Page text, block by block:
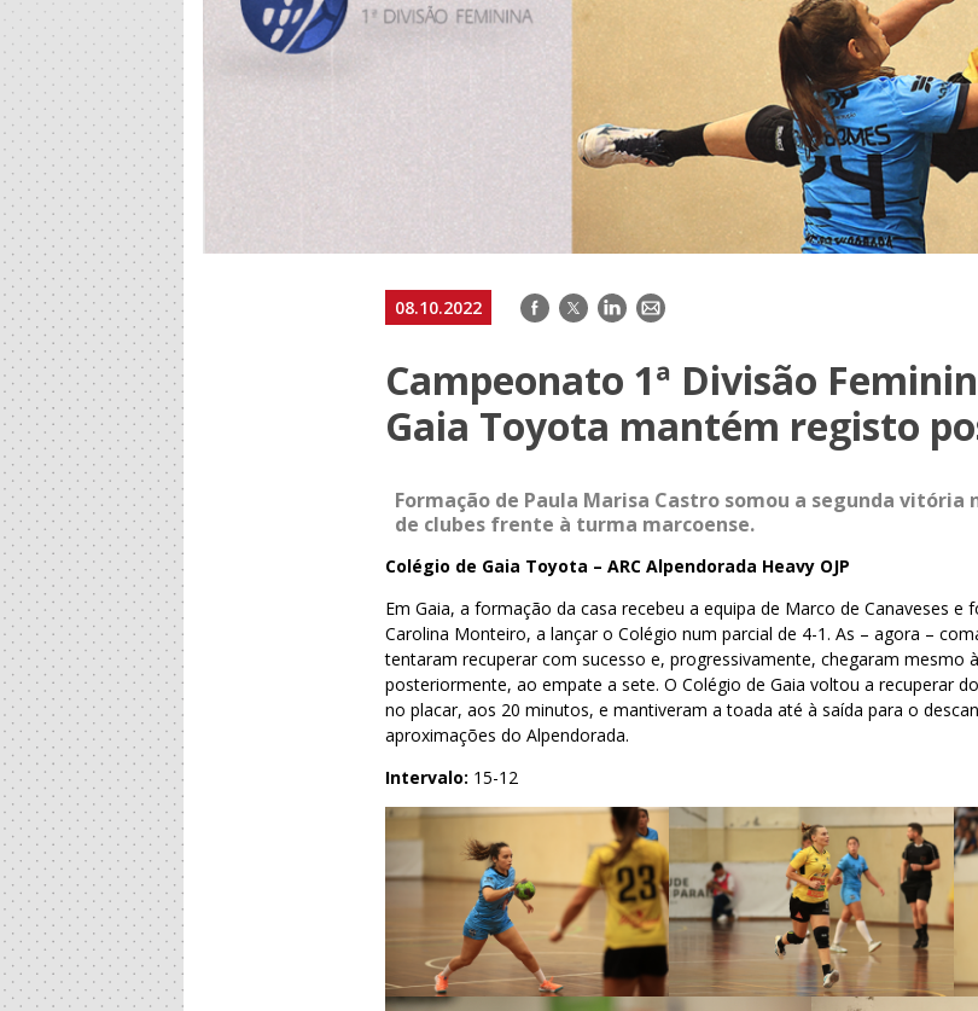
08.10.2022 Facebook
TwitterLinkedIn
E-
Campeonato 1ª Divisão
Gaia Toyota mantém registo
Formação de Paula Marisa Castro somou a segunda vitória
de clubes frente à turma marcoense.
Colégio de Gaia Toyota – ARC Alpendorada Heavy OJP
Em Gaia, a formação da casa recebeu a equipa de Marco de Canaveses e
Carolina Monteiro, a lançar o Colégio num parcial de 4-1. As – agora –
tentaram recuperar com sucesso e, progressivamente, chegaram mesmo
posteriormente, ao empate a sete. O Colégio de Gaia voltou a recuperar
no placar, aos 20 minutos, e mantiveram a toada até à saída para o
aproximações do Alpendorada.
Intervalo: 15-12